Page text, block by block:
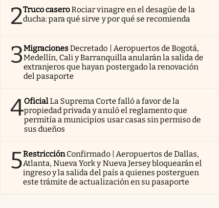
2Truco caseroRociar vinagre en el desagüe de la
ducha: para qué sirve y por qué se recomienda
3MigracionesDecretado | Aeropuertos de Bogotá,
Medellín, Cali y Barranquilla anularán la salida de
extranjeros que hayan postergado la renovación
del pasaporte
4OficialLa Suprema Corte falló a favor de la
propiedad privada y anuló el reglamento que
permitía a municipios usar casas sin permiso de
sus dueños
5RestricciónConfirmado | Aeropuertos de Dallas,
Atlanta, Nueva York y Nueva Jersey bloquearán el
ingreso y la salida del país a quienes posterguen
este trámite de actualización en su pasaporte